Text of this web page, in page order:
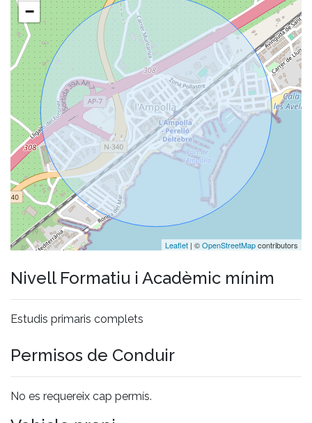
−
Leaflet | ©OpenStreetMapcontributors
Nivell Formatiu i Acadèmic mínim
Estudis primaris complets
Permisos de Conduir
No es requereix cap permís.